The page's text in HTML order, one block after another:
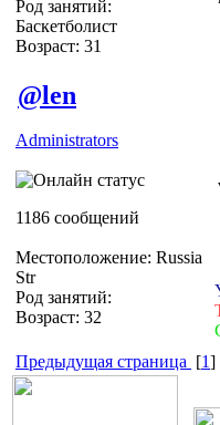
Род занятий:
Баскетболист
Возраст: 31
@len
Administrators
1186 сообщений
Местоположение: Russia
Str
Род занятий:
Возраст: 32
Предыдущая страница [1]